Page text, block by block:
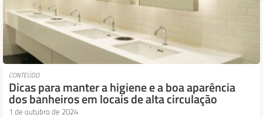
CONTEÚDO
Dicas para manter a higiene e a boa aparência
dos banheiros em locais de alta circulação
1 de outubro de 2024